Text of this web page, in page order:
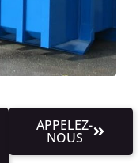
APPELEZ-
NOUS